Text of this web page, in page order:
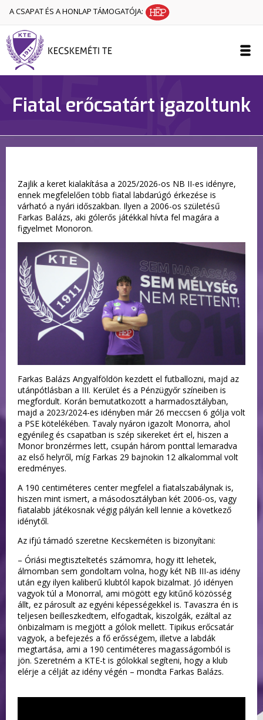
A CSAPAT ÉS A HONLAP TÁMOGATÓJA:
Fiatal erőcsatárt igazoltunk
Zajlik a keret kialakítása a 2025/2026-os NB II-es idényre,
ennek megfelelően több fiatal labdarúgó érkezése is
várható a nyári időszakban. Ilyen a 2006-os születésű
Farkas Balázs, aki gólerős játékkal hívta fel magára a
figyelmet Monoron.
Farkas Balázs Angyalföldön kezdett el futballozni, majd az
utánpótlásban a III. Kerület és a Pénzügyőr színeiben is
megfordult. Korán bemutatkozott a harmadosztályban,
majd a 2023/2024-es idényben már 26 meccsen 6 gólja volt
a PSE kötelékében. Tavaly nyáron igazolt Monorra, ahol
egyénileg és csapatban is szép sikereket ért el, hiszen a
Monor bronzérmes lett, csupán három ponttal lemaradva
az első helyről, míg Farkas 29 bajnokin 12 alkalommal volt
eredményes.
A 190 centiméteres center megfelel a fiatalszabálynak is,
hiszen mint ismert, a másodosztályban két 2006-os, vagy
fiatalabb játékosnak végig pályán kell lennie a következő
idénytől.
Az ifjú támadó szeretne Kecskeméten is bizonyítani:
– Óriási megtiszteltetés számomra, hogy itt lehetek,
álmomban sem gondoltam volna, hogy két NB III-as idény
után egy ilyen kaliberű klubtól kapok bizalmat. Jó idényen
vagyok túl a Monorral, ami mögött egy kitűnő közösség
állt, ez párosult az egyéni képességekkel is. Tavaszra én is
teljesen beilleszkedtem, elfogadtak, kiszolgák, ezáltal az
önbizalmam is megjött a gólok mellett. Tipikus erőcsatár
vagyok, a befejezés a fő erősségem, illetve a labdák
megtartása, ami a 190 centiméteres magasságomból is
jön. Szeretném a KTE-t is gólokkal segíteni, hogy a klub
elérje a célját az idény végén – mondta Farkas Balázs.